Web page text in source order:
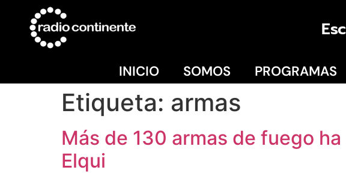
INICIO SOMOS PROGRAMAS
Etiqueta: armas
Más de 130 armas de fuego
Elqui